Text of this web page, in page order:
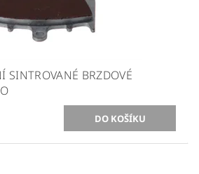
SINTROVANÉ BRZDOVÉ